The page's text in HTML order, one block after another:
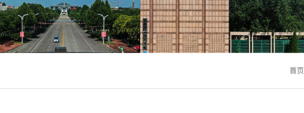
首页